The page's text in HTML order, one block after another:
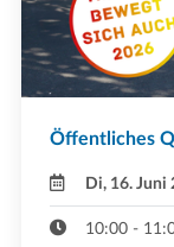
Öffentliches
Di, 16. Juni
10:00 -